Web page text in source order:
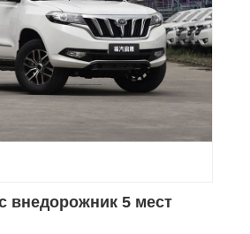
внедорожник 5 мест